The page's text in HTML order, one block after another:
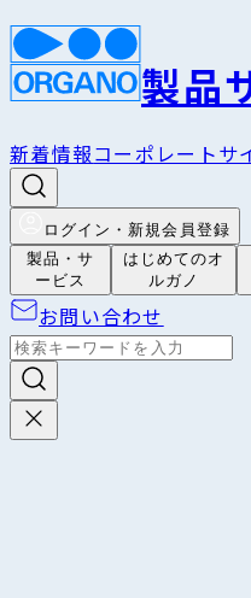
製品
新着情報コーポレートサ
ログイン・新規会員登録
製品・サ
ービス
はじめてのオ
ルガノ
お問い合わせ